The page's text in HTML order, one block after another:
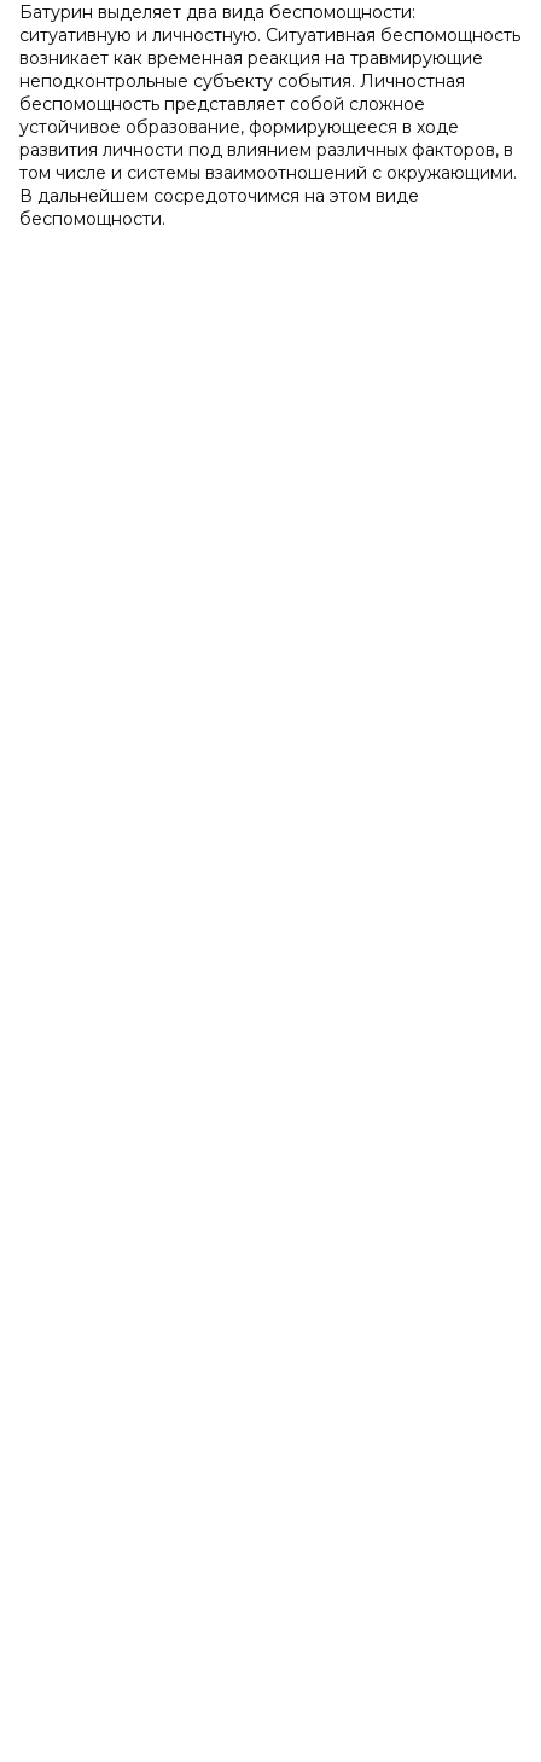
Батурин выделяет два вида беспомощности:
ситуативную и личностную. Ситуативная беспомощность
возникает как временная реакция на травмирующие
неподконтрольные субъекту события. Личностная
беспомощность представляет собой сложное
устойчивое образование, формирующееся в ходе
развития личности под влиянием различных факторов, в
том числе и системы взаимоотношений с окружающими.
В дальнейшем сосредоточимся на этом виде
беспомощности.